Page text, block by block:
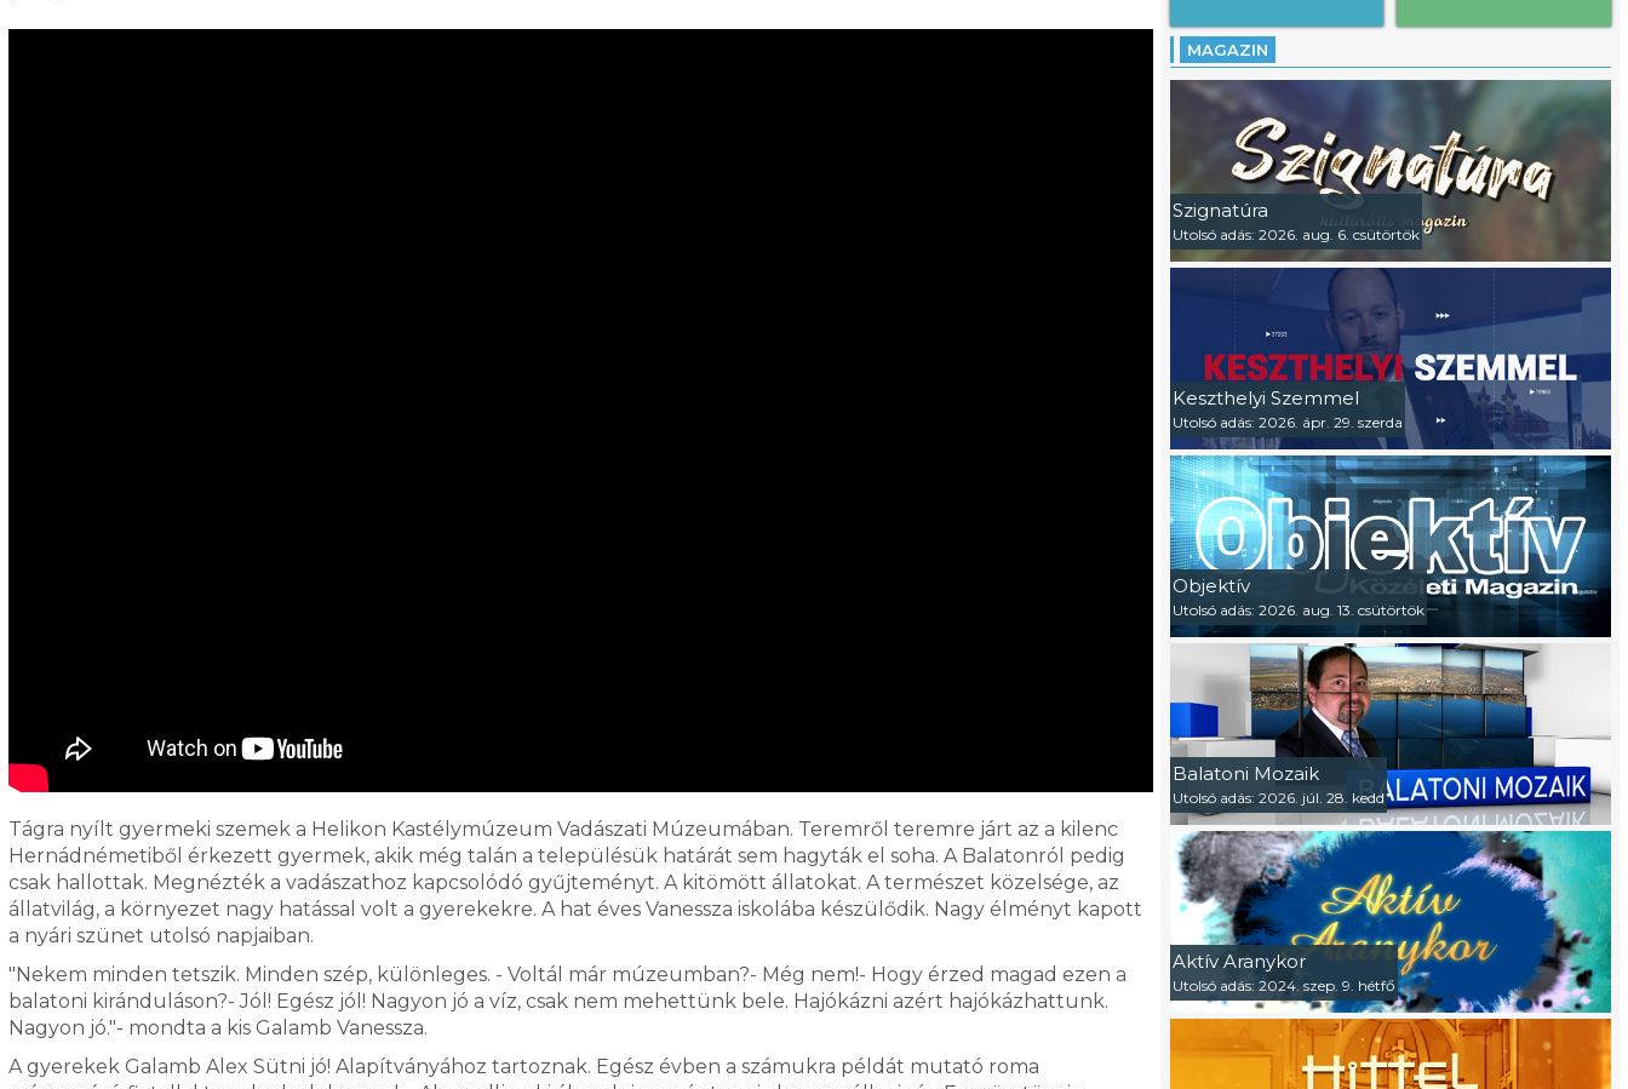
Tágra nyílt gyermeki szemek a Helikon Kastélymúzeum Vadászati Múzeumában. Teremről teremre járt az a kilenc
Hernádnémetiből érkezett gyermek, akik még talán a településük határát sem hagyták el soha. A Balatonról pedig
csak hallottak. Megnézték a vadászathoz kapcsolódó gyűjteményt. A kitömött állatokat. A természet közelsége, az
állatvilág, a környezet nagy hatással volt a gyerekekre. A hat éves Vanessza iskolába készülődik. Nagy élményt kapott
a nyári szünet utolsó napjaiban.
"Nekem minden tetszik. Minden szép, különleges. - Voltál már múzeumban?- Még nem!- Hogy érzed magad ezen a
balatoni kiránduláson?- Jól! Egész jól! Nagyon jó a víz, csak nem mehettünk bele. Hajókázni azért hajókázhattunk.
Nagyon jó."- mondta a kis Galamb Vanessza.
A gyerekek Galamb Alex Sütni jó! Alapítványához tartoznak. Egész évben a számukra példát mutató roma
MAGAZIN
Szignatúra
Utolsó adás: 2026. aug. 6. csütörtök
Keszthelyi Szemmel
Utolsó adás: 2026. ápr. 29. szerda
Objektív
Utolsó adás: 2026. aug. 13. csütörtök
Balatoni Mozaik
Utolsó adás: 2026. júl. 28. kedd
Aktív Aranykor
Utolsó adás: 2024. szep. 9. hétfő